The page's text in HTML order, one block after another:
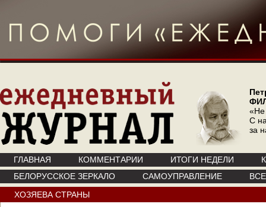
«Не
С
за
ГЛАВНАЯ КОММЕНТАРИИ ИТОГИ НЕДЕЛИ
БЕЛОРУССКОЕ ЗЕРКАЛО
САМОУПРАВЛЕНИЕ
ХОЗЯЕВА СТРАНЫ